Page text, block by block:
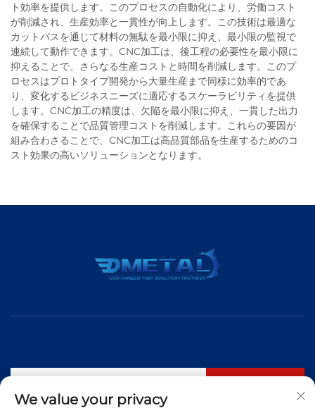
ト効率を提供します。このプロセスの自動化により、労働コスト
が削減され、生産効率と一貫性が向上します。この技術は最適な
カットパスを通じて材料の無駄を最小限に抑え、最小限の監視で
連続して動作できます。CNC加工は、後工程の必要性を最小限に
抑えることで、さらなる生産コストと時間を削減します。このプ
ロセスはプロトタイプ開発から大量生産まで同様に効率的であ
り、変化するビジネスニーズに適応するスケーラビリティを提供
します。CNC加工の精度は、欠陥を最小限に抑え、一貫した出力
を確保することで品質管理コストを削減します。これらの要因が
組み合わさることで、CNC加工は高品質部品を生産するためのコ
スト効果の高いソリューションとなります。
We value your privacy